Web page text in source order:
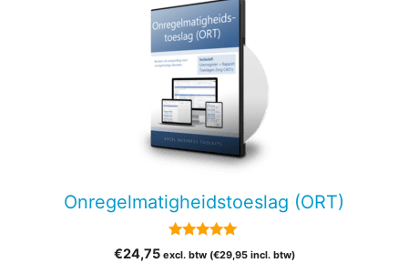
Onregelmatigheidstoeslag (ORT)
van 5
€24,75 excl. btw (€29,95incl. btw)